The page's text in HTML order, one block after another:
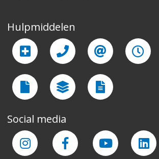
Hulpmiddelen
Social media